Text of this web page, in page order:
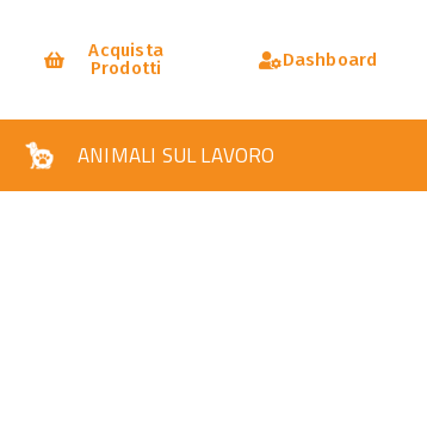
Acquista
Prodotti
Dashboard
ANIMALI SUL LAVORO